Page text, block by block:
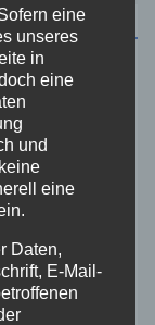
eine
unseres
in
eine
und
eine
Daten,
E-Mail-